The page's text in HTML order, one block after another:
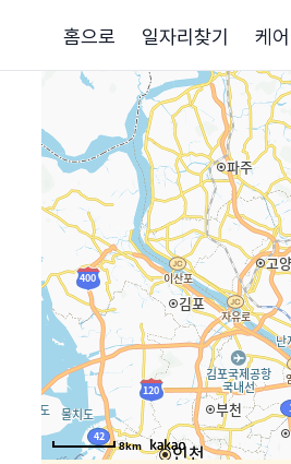
홈으로 일자리찾기 케
8km
8km
8km
8km
8km
8km
8km
8km